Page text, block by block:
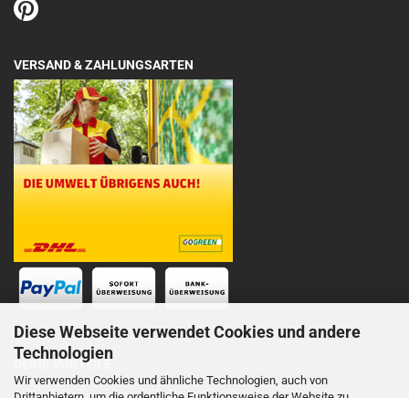
Diese Webseite verwendet Cookies und andere
Technologien
Wir verwenden Cookies und ähnliche Technologien, auch von
VERSAND & ZAHLUNGSARTEN
DEINE VORTEILE